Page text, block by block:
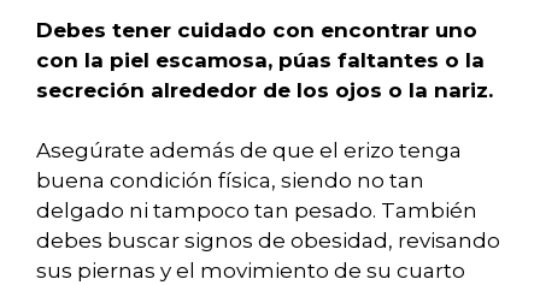
Debes tener cuidado con encontrar uno
con la piel escamosa, púas faltantes o la
secreción alrededor de los ojos o la nariz.
Asegúrate además de que el erizo tenga
buena condición física, siendo no tan
delgado ni tampoco tan pesado. También
debes buscar signos de obesidad, revisando
sus piernas y el movimiento de su cuarto